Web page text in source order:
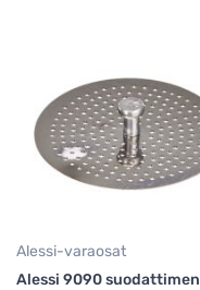
Alessi-varaosat
Alessi 9090 suodattimen